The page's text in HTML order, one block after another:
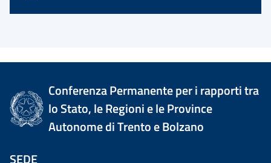
Conferenza Permanente per i rapporti tra
lo Stato, le Regioni e le Province
Autonome di Trento e Bolzano
SEDE